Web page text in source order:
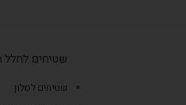
שטיחים לחלל
שטיחים לסלון